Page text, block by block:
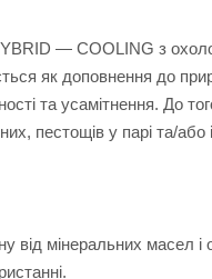
— COOLING з
як доповнення до
та усамітнення. До
пестощів у парі та/або
від мінеральних масел